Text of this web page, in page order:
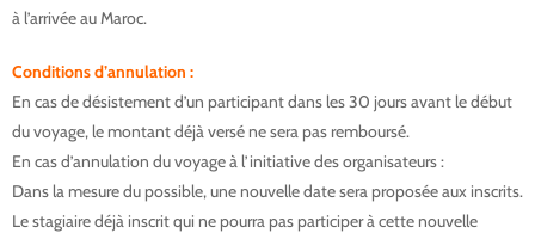
à l’arrivée au Maroc.
Conditions d’annulation :
En cas de désistement d’un participant dans les 30 jours avant le début
du voyage, le montant déjà versé ne sera pas remboursé.
En cas d’annulation du voyage à l’initiative des organisateurs :
Dans la mesure du possible, une nouvelle date sera proposée aux inscrits.
Le stagiaire déjà inscrit qui ne pourra pas participer à cette nouvelle